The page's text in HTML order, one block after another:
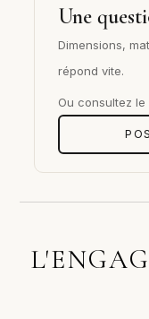
Une
Dimensions,
répond vite.
Ou consultez